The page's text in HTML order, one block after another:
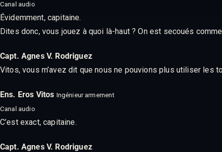
Canal audio
Évidemment, capitaine.
Dites donc, vous jouez à quoi là-haut ? On est secoués
Capt. Agnes V. Rodriguez
Vitos, vous m’avez dit que nous ne pouvions plus utiliser les
Ens. Eros Vitos Ingénieur armement
Canal audio
C’est exact, capitaine.
Capt. Agnes V. Rodriguez